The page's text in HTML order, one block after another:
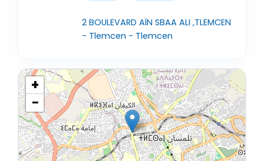
2 BOULEVARD AÏN SBAA ALI ,TLEMCEN
- Tlemcen - Tlemcen
+
−